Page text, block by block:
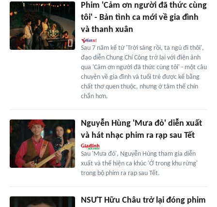
Phim 'Cảm ơn người đã thức cùng
tôi' - Bản tình ca mới về gia đình
và thanh xuân
Sau 7 năm kể từ 'Trời sáng rồi, ta ngủ đi thôi',
đạo diễn Chung Chí Công trở lại với điện ảnh
qua 'Cảm ơn người đã thức cùng tôi' - một câu
chuyện về gia đình và tuổi trẻ được kể bằng
chất thơ quen thuộc, nhưng ở tâm thế chín
chắn hơn.
Nguyễn Hùng 'Mưa đỏ' diễn xuất
và hát nhạc phim ra rạp sau Tết
Sau 'Mưa đỏ', Nguyễn Hùng tham gia diễn
xuất và thể hiện ca khúc 'Ở trong khu rừng'
trong bộ phim ra rạp sau Tết.
NSƯT Hữu Châu trở lại đóng phim